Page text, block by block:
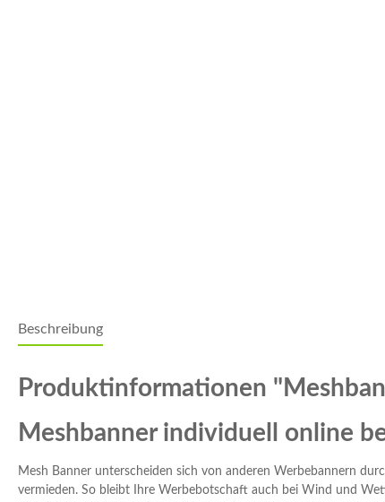
Beschreibung
Produktinformationen
Meshbanner individuell online
Mesh Banner unterscheiden sich von anderen Werbebannern
vermieden. So bleibt Ihre Werbebotschaft auch bei Wind und